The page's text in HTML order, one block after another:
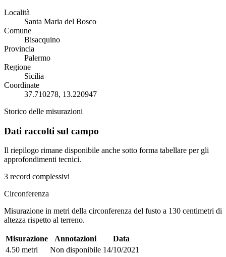
Località
Santa Maria del Bosco
Comune
Bisacquino
Provincia
Palermo
Regione
Sicilia
Coordinate
37.710278, 13.220947
Storico delle misurazioni
Dati raccolti sul campo
Il riepilogo rimane disponibile anche sotto forma tabellare per gli
approfondimenti tecnici.
3 record complessivi
Circonferenza
Misurazione in metri della circonferenza del fusto a 130 centimetri di
altezza rispetto al terreno.
Misurazione Annotazioni
Data
4.50 metri
Non disponibile 14/10/2021